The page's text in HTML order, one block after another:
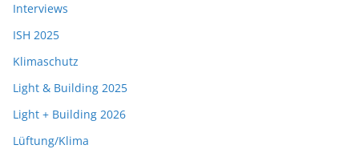
Interviews
ISH 2025
Klimaschutz
Light & Building 2025
Light + Building 2026
Lüftung/Klima